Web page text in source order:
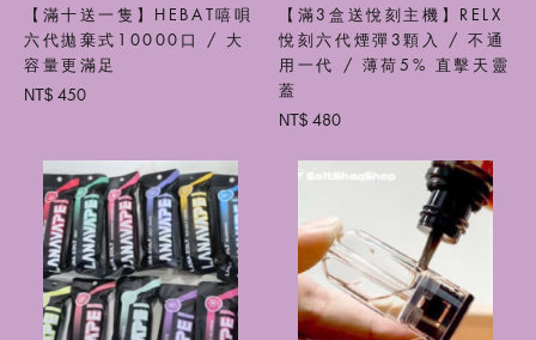
【滿十送一隻】HEBAT嘻唄
六代拋棄式10000口 / 大
容量更滿足
NT$ 450
【滿3盒送悅刻主機】RELX
悅刻六代煙彈3顆入 / 不通
用一代 / 薄荷5% 直擊天靈
蓋
NT$ 480